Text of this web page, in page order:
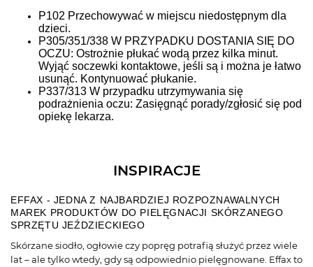
P102 Przechowywać w miejscu niedostępnym dla
dzieci.
P305/351/338 W PRZYPADKU DOSTANIA SIĘ DO
OCZU: Ostrożnie płukać wodą przez kilka minut.
Wyjąć soczewki kontaktowe, jeśli są i można je łatwo
usunąć. Kontynuować płukanie.
P337/313 W przypadku utrzymywania się
podrażnienia oczu: Zasięgnąć porady/zgłosić się pod
opiekę lekarza.
INSPIRACJE
EFFAX - JEDNA Z NAJBARDZIEJ ROZPOZNAWALNYCH
MAREK PRODUKTÓW DO PIELĘGNACJI SKÓRZANEGO
SPRZĘTU JEŹDZIECKIEGO
Skórzane siodło, ogłowie czy popręg potrafią służyć przez wiele
lat – ale tylko wtedy, gdy są odpowiednio pielęgnowane. Effax to